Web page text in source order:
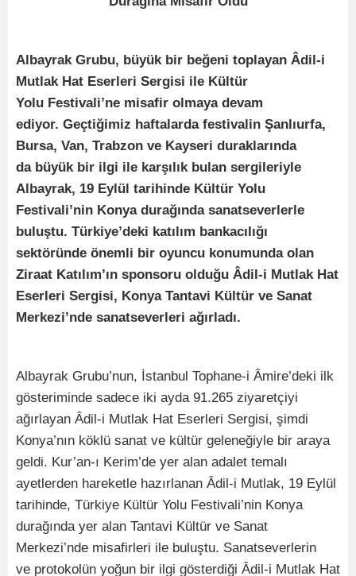
Albayrak Grubu, büyük bir beğeni toplayan Âdil-i
Mutlak Hat Eserleri Sergisi ile Kültür
Yolu Festivali’ne misafir olmaya devam
ediyor. Geçtiğimiz haftalarda festivalin Şanlıurfa,
Bursa, Van, Trabzon ve Kayseri duraklarında
da büyük bir ilgi ile karşılık bulan sergileriyle
Albayrak, 19 Eylül tarihinde Kültür Yolu
Festivali’nin Konya durağında sanatseverlerle
buluştu. Türkiye’deki katılım bankacılığı
sektöründe önemli bir oyuncu konumunda olan
Ziraat Katılım’ın sponsoru olduğu Âdil-i Mutlak Hat
Eserleri Sergisi, Konya Tantavi Kültür ve Sanat
Merkezi’nde sanatseverleri ağırladı.
Albayrak Grubu’nun, İstanbul Tophane-i Âmire’deki ilk
gösteriminde sadece iki ayda 91.265 ziyaretçiyi
ağırlayan Âdil-i Mutlak Hat Eserleri Sergisi, şimdi
Konya’nın köklü sanat ve kültür geleneğiyle bir araya
geldi. Kur’an-ı Kerim’de yer alan adalet temalı
ayetlerden hareketle hazırlanan Âdil-i Mutlak, 19 Eylül
tarihinde, Türkiye Kültür Yolu Festivali’nin Konya
durağında yer alan Tantavi Kültür ve Sanat
Merkezi’nde misafirleri ile buluştu. Sanatseverlerin
ve protokolün yoğun bir ilgi gösterdiği Âdil-i Mutlak Hat